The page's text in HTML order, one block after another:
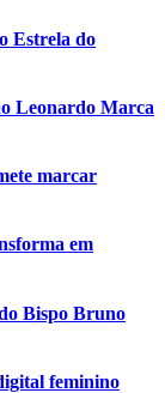
Estrela do
Leonardo Marca
marcar
em
Bispo Bruno
feminino